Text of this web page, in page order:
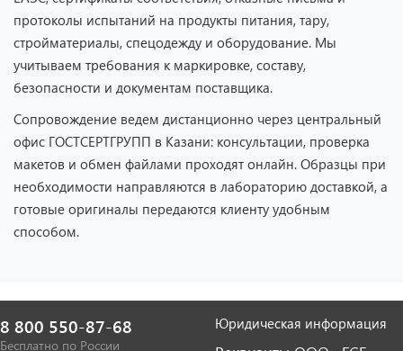
протоколы испытаний на продукты питания, тару,
стройматериалы, спецодежду и оборудование. Мы
учитываем требования к маркировке, составу,
безопасности и документам поставщика.
Сопровождение ведем дистанционно через центральный
офис ГОСТСЕРТГРУПП в Казани: консультации, проверка
макетов и обмен файлами проходят онлайн. Образцы при
необходимости направляются в лабораторию доставкой, а
готовые оригиналы передаются клиенту удобным
способом.
8 800 550-87-68
Бесплатно по России
Юридическая информация